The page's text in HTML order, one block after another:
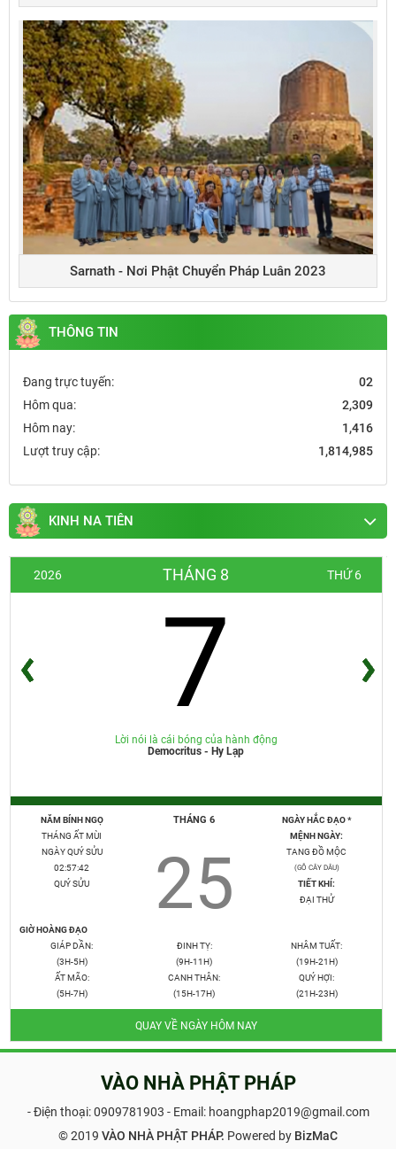
Sarnath - Nơi Phật Chuyển Pháp Luân 2023
THÔNG TIN
Đang trực tuyến:
02
Hôm qua:
2,309
Hôm nay:
1,416
Lượt truy cập:
1,814,985
KINH NA TIÊN
2026 THÁNG 8 THỨ 6
7
Lời nói là cái bóng của hành động
Democritus - Hy Lạp
NĂM BÍNH NGỌ
THÁNG ẤT MÙI
NGÀY QUÝ SỬU
02:57:43
QUÝ SỬU
THÁNG 6
25
NGÀY HẮC ĐẠO *
MỆNH NGÀY:
TANG ĐỒ MỘC
(GỖ CÂY DÂU)
TIẾT KHÍ:
ĐẠI THỬ
GIỜ HOÀNG ĐẠO
GIÁP DẦN:
(3H-5H)
ẤT MÃO:
(5H-7H)
ĐINH TỴ:
(9H-11H)
CANH THÂN:
(15H-17H)
NHÂM TUẤT:
(19H-21H)
QUÝ HỢI:
(21H-23H)
QUAY VỀ NGÀY HÔM NAY
VÀO NHÀ PHẬT PHÁP
- Điện thoại:0909781903 - Email: hoangphap2019@gmail.com
© 2019 VÀO NHÀ PHẬT PHÁP. Powered by BizMaC